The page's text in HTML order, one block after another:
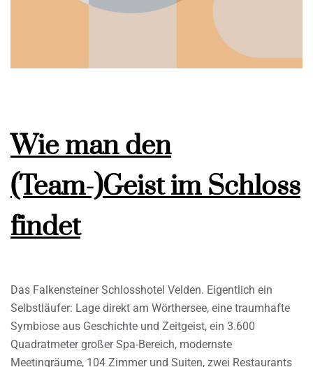
Wie man den
(Team-)Geist im Schloss
findet
Das Falkensteiner Schlosshotel Velden. Eigentlich ein
Selbstläufer: Lage direkt am Wörthersee, eine traumhafte
Symbiose aus Geschichte und Zeitgeist, ein 3.600
Quadratmeter großer Spa-Bereich, modernste
Meetingräume, 104 Zimmer und Suiten, zwei Restaurants